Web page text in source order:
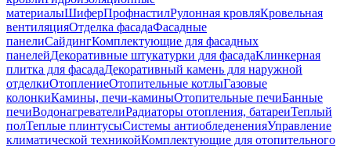
материалыШиферПрофнастилРулонная кровляКровельная
вентиляцияОтделка фасадаФасадные
панелиСайдингКомплектующие для фасадных
панелейДекоративные штукатурки для фасадаКлинкерная
плитка для фасадаДекоративный камень для наружной
отделкиОтоплениеОтопительные котлыГазовые
колонкиКамины, печи-каминыОтопительные печиБанные
печиВодонагревателиРадиаторы отопления, батареиТеплый
полТеплые плинтусыСистемы антиобледененияУправление
климатической техникойКомплектующие для отопительного